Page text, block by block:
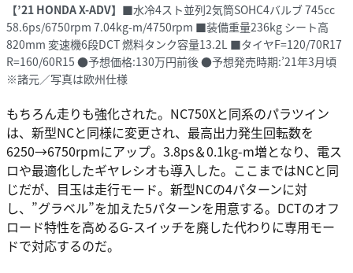
【’21 HONDA X-ADV】 ■水冷4スト並列2気筒SOHC4バルブ 745cc
58.6ps/6750rpm 7.04kg-m/4750rpm ■装備重量236kg シート高
820mm 変速機6段DCT 燃料タンク容量13.2L ■タイヤF=120/70R17
R=160/60R15 ●予想価格:130万円前後 ●予想発売時期:’21年3月頃
※諸元／写真は欧州仕様
もちろん走りも強化された。NC750Xと同系のパラツイン
は、新型NCと同様に変更され、最高出力発生回転数を
6250→6750rpmにアップ。3.8ps＆0.1kg-m増となり、電ス
ロや最適化したギヤレシオも導入した。ここまではNCと同
じだが、目玉は走行モード。新型NCの4パターンに対
し、”グラベル”を加えた5パターンを用意する。DCTのオフ
ロード特性を高めるG-スイッチを廃した代わりに専用モー
ドで対応するのだ。